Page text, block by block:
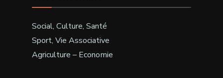
Social, Culture, Santé
Sport, Vie Associative
Agriculture – Economie